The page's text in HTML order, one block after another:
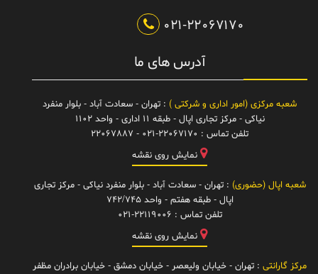
021-22067170
آدرس های ما
شعبه مرکزی (امور اداری و شرکتی ) : تهران - سعادت آباد - بلوار منفرد
نیاکی - مرکز تجاری اپال - طبقه 11 اداری - واحد 1102
تلفن تماس : 021-22067170 - 22067887
نمایش روی نقشه
شعبه اپال (حضوری) : تهران - سعادت آباد - بلوار منفرد نیاکی - مرکز تجاری
اپال - طبقه هفتم - واحد 742/745
تلفن تماس : 021-22119006
نمایش روی نقشه
مرکز گارانتی : تهران - خیابان ولیعصر - خیابان دمشق - خیابان برادران مظفر